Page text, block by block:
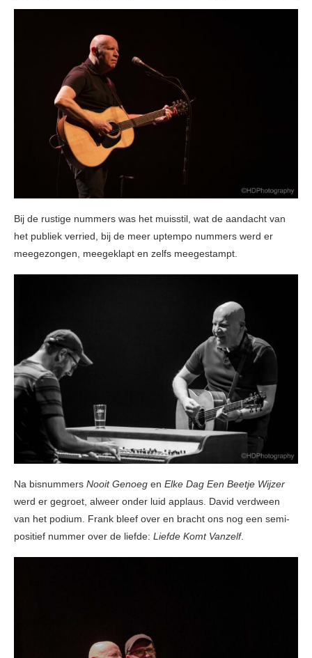
Bij de rustige nummers was het muisstil, wat de aandacht van
het publiek verried, bij de meer uptempo nummers werd er
meegezongen, meegeklapt en zelfs meegestampt.
Na bisnummers Nooit Genoeg en Elke Dag Een Beetje Wijzer
werd er gegroet, alweer onder luid applaus. David verdween
van het podium. Frank bleef over en bracht ons nog een semi-
positief nummer over de liefde: Liefde Komt Vanzelf.